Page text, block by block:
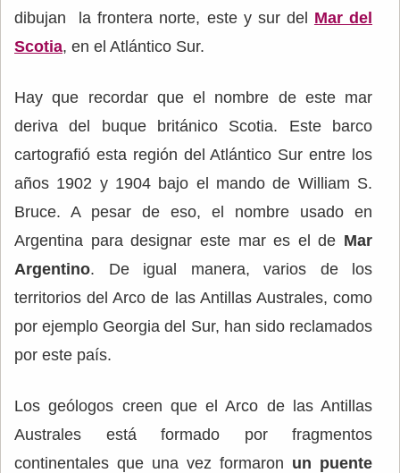
dibujan la frontera norte, este y sur del Mar del
Scotia, en el Atlántico Sur.
Hay que recordar que el nombre de este mar
deriva del buque británico Scotia. Este barco
cartografió esta región del Atlántico Sur entre los
años 1902 y 1904 bajo el mando de William S.
Bruce. A pesar de eso, el nombre usado en
Argentina para designar este mar es el de Mar
Argentino. De igual manera, varios de los
territorios del Arco de las Antillas Australes, como
por ejemplo Georgia del Sur, han sido reclamados
por este país.
Los geólogos creen que el Arco de las Antillas
Australes está formado por fragmentos
continentales que una vez formaron un puente